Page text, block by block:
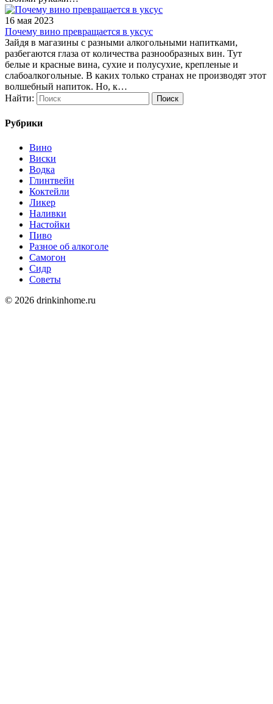
16 мая 2023
Почему вино превращается в уксус
Зайдя в магазины с разными алкогольными напитками,
разбегаются глаза от количества разнообразных вин. Тут
белые и красные вина, сухие и полусухие, крепленые и
слабоалкогольные. В каких только странах не производят этот
волшебный напиток. Но, к…
Найти:
Рубрики
Вино
Виски
Водка
Глинтвейн
Коктейли
Ликер
Наливки
Настойки
Пиво
Разное об алкоголе
Самогон
Сидр
Советы
© 2026 drinkinhome.ru